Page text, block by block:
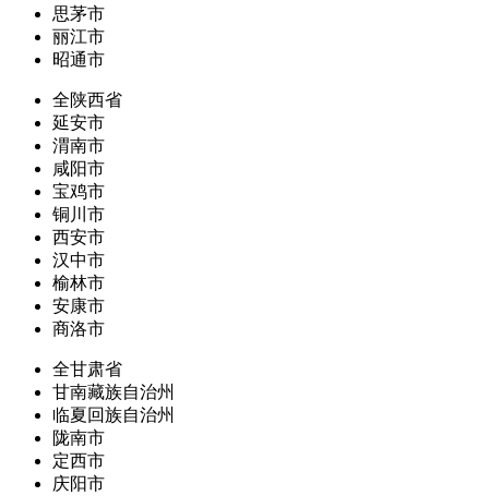
思茅市
丽江市
昭通市
全陕西省
延安市
渭南市
咸阳市
宝鸡市
铜川市
西安市
汉中市
榆林市
安康市
商洛市
全甘肃省
甘南藏族自治州
临夏回族自治州
陇南市
定西市
庆阳市